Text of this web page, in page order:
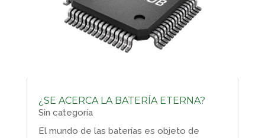
¿SE ACERCA LA BATERÍA ETERNA?
Sin categoría
El mundo de las baterías es objeto de